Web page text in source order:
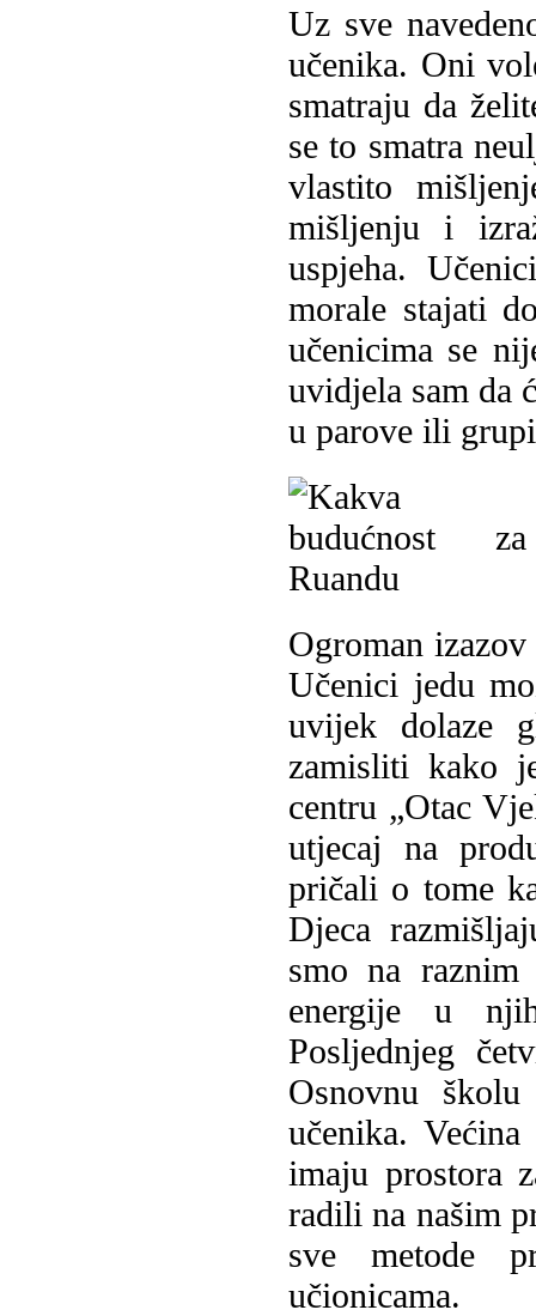
Uz sve
učenika. Oni
smatraju da
se to smatra
vlastito
mišljenju i
uspjeha.
morale stajati
učenicima se
uvidjela sam da
u parove ili
Ogroman
Učenici jedu
uvijek dolaze
zamisliti kako
centru „Otac
utjecaj na
pričali o tome
Djeca
smo na raznim
energije u
Posljednjeg
Osnovnu
učenika.
imaju prostora
radili na našim
sve metode
učionicama.